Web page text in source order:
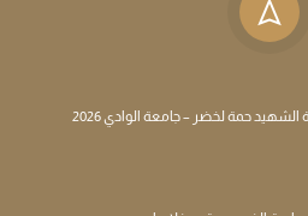
حمة لخضر – جامعة الوادي 2026